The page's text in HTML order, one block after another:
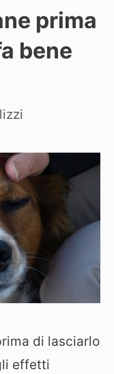
prima
bene
di lasciarlo
effetti